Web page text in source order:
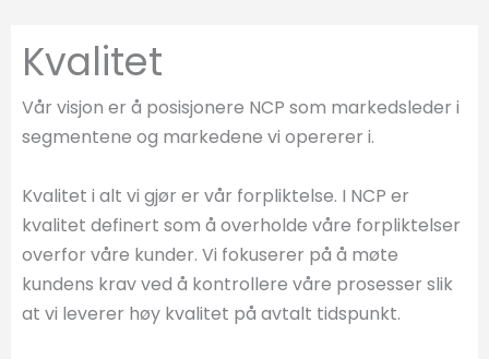
Kvalitet
Vår visjon er å posisjonere NCP som markedsleder i
segmentene og markedene vi opererer i.
Kvalitet i alt vi gjør er vår forpliktelse. I NCP er
kvalitet definert som å overholde våre forpliktelser
overfor våre kunder. Vi fokuserer på å møte
kundens krav ved å kontrollere våre prosesser slik
at vi leverer høy kvalitet på avtalt tidspunkt.